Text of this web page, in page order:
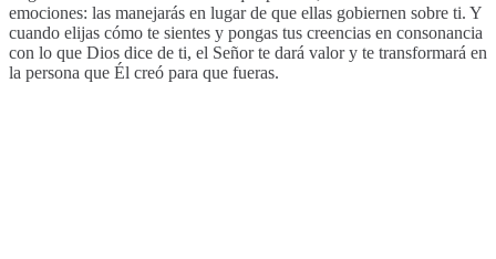
emociones: las manejarás en lugar de que ellas gobiernen sobre ti. Y
cuando elijas cómo te sientes y pongas tus creencias en consonancia
con lo que Dios dice de ti, el Señor te dará valor y te transformará en
la persona que Él creó para que fueras.